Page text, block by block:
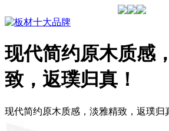
现代简约原木质感
致，返璞归真！
现代简约原木质感，淡雅精致，返璞归